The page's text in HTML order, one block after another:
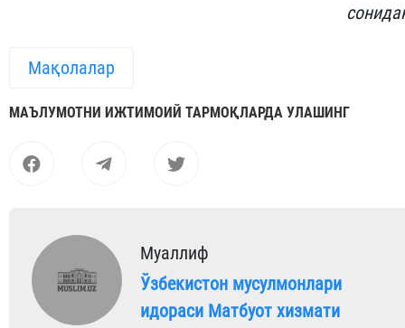
Мақолалар
МАЪЛУМОТНИ ИЖТИМОИЙ ТАРМОҚЛАРДА УЛАШИНГ
Муаллиф
Ўзбекистон мусулмонлари
идораси Матбуот хизмати